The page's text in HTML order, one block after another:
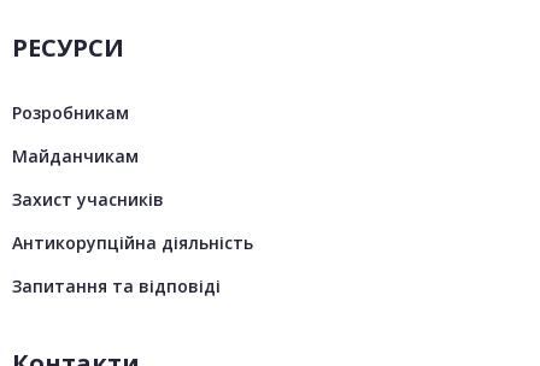
РЕСУРСИ
Розробникам
Майданчикам
Захист учасників
Антикорупційна діяльність
Запитання та відповіді